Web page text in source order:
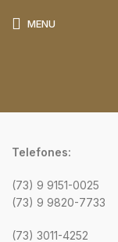
MENU
Telefones:
(73) 9 9151-0025
(73) 9 9820-7733
(73) 3011-4252